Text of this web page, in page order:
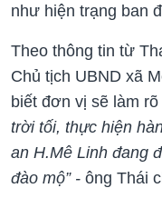
như hiện trạng ban
Theo thông tin từ
Chủ tịch UBND xã
biết đơn vị sẽ làm rõ
trời tối, thực hiện
an H.Mê Linh đang
đào mộ” - ông Thái